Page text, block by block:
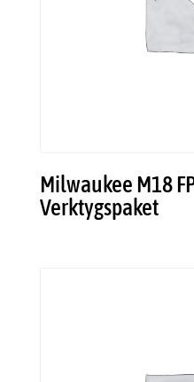
Milwaukee M18
Verktygspaket